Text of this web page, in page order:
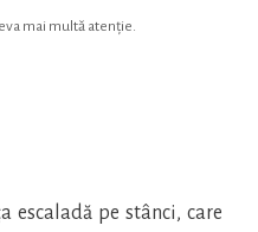
mai multă atenție.
escaladă pe stânci, care